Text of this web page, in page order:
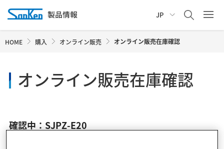
JP
HOME 購入 オンライン販売 オンライン販売在庫確認
オンライン販売在庫確認
確認中：SJPZ-E20